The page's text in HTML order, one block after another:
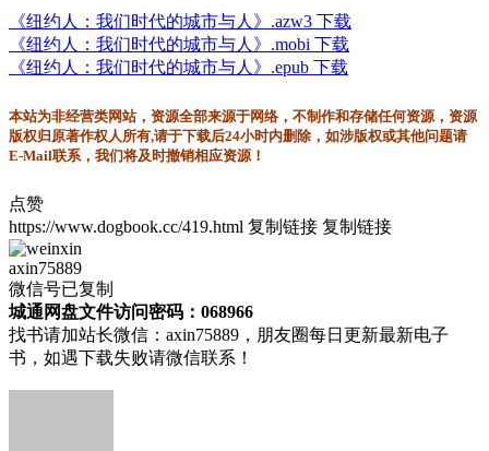
《纽约人：我们时代的城市与人》.azw3 下载
《纽约人：我们时代的城市与人》.mobi 下载
《纽约人：我们时代的城市与人》.epub 下载
本站为非经营类网站，资源全部来源于网络，不制作和存储任何资源，资源
版权归原著作权人所有,请于下载后24小时内删除，如涉版权或其他问题请
E-Mail联系，我们将及时撤销相应资源！
点赞
https://www.dogbook.cc/419.html 复制链接 复制链接
axin75889
微信号已复制
城通网盘文件访问密码：068966
找书请加站长微信：axin75889，朋友圈每日更新最新电子
书，如遇下载失败请微信联系！